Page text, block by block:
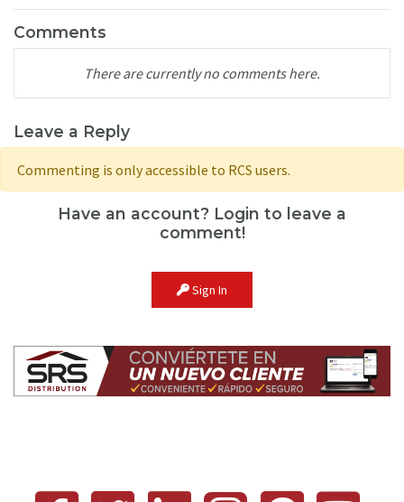
Comments
There are currently no comments here.
Leave a Reply
Commenting is only accessible to RCS users.
Have an account? Login to leave a
comment!
Sign In